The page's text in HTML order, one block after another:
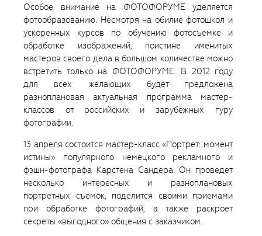
Особое внимание на ФОТОФОРУМЕ уделяется
фотообразованию. Несмотря на обилие фотошкол и
ускоренных курсов по обучению фотосъемке и
обработке изображений, поистине именитых
мастеров своего дела в большом количестве можно
встретить только на ФОТОФОРУМЕ. В 2012 году
для всех желающих будет предложена
разноплановая актуальная программа мастер-
классов от российских и зарубежных гуру
фотографии.
13 апреля состоится мастер-класс «Портрет: момент
истины» популярного немецкого рекламного и
фэшн-фотографа Карстена Сандера. Он проведет
несколько интересных и разноплановых
портретных съемок, поделится своими приемами
при обработке фотографий, а также раскроет
секреты «выгодного» общения с заказчиком.